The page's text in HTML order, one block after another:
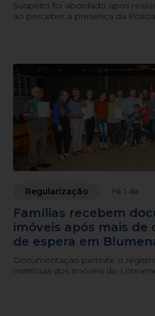
Suspeito foi abordado após
ao perceber a presença da
Regularização Há 1 dia
Famílias recebem
imóveis após mais de
de espera em
Documentação permite o
matrícula dos imóveis do